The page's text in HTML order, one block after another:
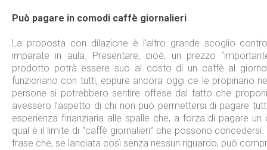
Può pagare in comodi caffè giornalieri
La proposta con dilazione è l’altro grande scoglio
imparate in aula. Presentare, cioè, un prezzo
prodotto potrà essere suo al costo di un caffè al
funzionano con tutti, eppure ancora oggi ce le propinano
persone si potrebbero sentire offese dal fatto che
avessero l’aspetto di chi non può permettersi di pagare
esperienza finanziaria alle spalle che, a forza di pagare
qual è il limite di “caffè giornalieri” che possono
frase che, se lanciata così senza nessun riguardo, può